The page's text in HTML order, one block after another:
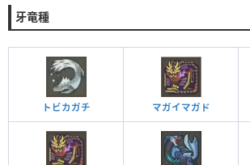
牙竜種
トビカガチ マガイマガド